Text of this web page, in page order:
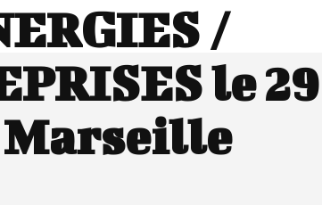
/
le 29